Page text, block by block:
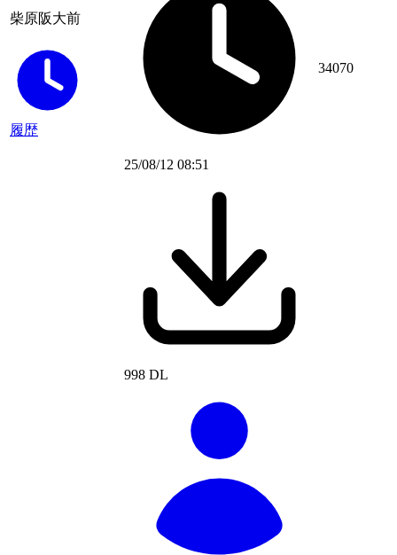
柴原阪大前
履歴
25/08/12 08:51
998 DL
34070